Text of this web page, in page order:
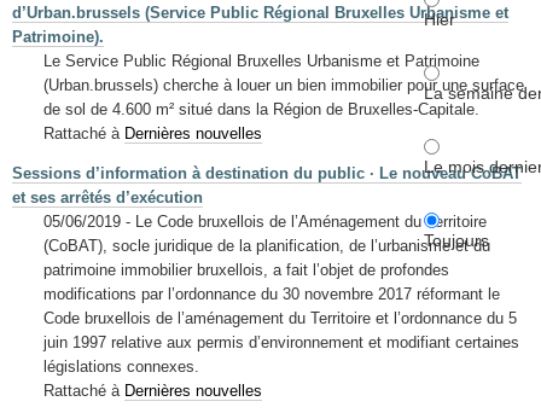
Hier
La semaine
Le mois
Toujours
d’Urban.brussels (Service Public Régional Bruxelles Urbanisme et
Patrimoine).
Le Service Public Régional Bruxelles Urbanisme et Patrimoine
(Urban.brussels) cherche à louer un bien immobilier pour une surface
de sol de 4.600 m² situé dans la Région de Bruxelles-Capitale.
Rattaché à Dernières nouvelles
Sessions d’information à destination du public · Le nouveau CoBAT
et ses arrêtés d’exécution
05/06/2019 - Le Code bruxellois de l’Aménagement du Territoire
(CoBAT), socle juridique de la planification, de l’urbanisme et du
patrimoine immobilier bruxellois, a fait l’objet de profondes
modifications par l’ordonnance du 30 novembre 2017 réformant le
Code bruxellois de l’aménagement du Territoire et l’ordonnance du 5
juin 1997 relative aux permis d’environnement et modifiant certaines
législations connexes.
Rattaché à Dernières nouvelles